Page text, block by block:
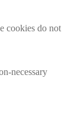
cookies do not
necessary